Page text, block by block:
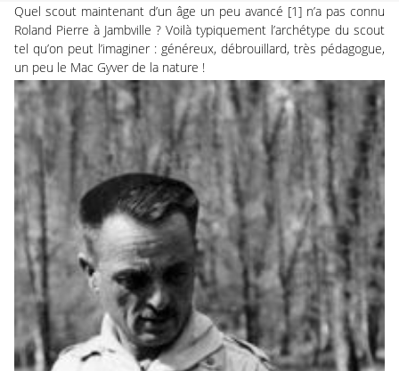
Quel scout maintenant d’un âge un peu avancé [1] n’a pas connu
Roland Pierre à Jambville ? Voilà typiquement l’archétype du scout
tel qu’on peut l’imaginer : généreux, débrouillard, très pédagogue,
un peu le Mac Gyver de la nature !